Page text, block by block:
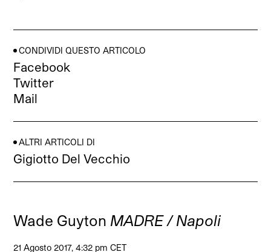
CONDIVIDI QUESTO ARTICOLO
Facebook
Twitter
Mail
ALTRI ARTICOLI DI
Gigiotto Del Vecchio
Wade Guyton MADRE / Napoli
21 Agosto 2017, 4:32 pm CET